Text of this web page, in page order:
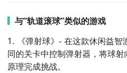
与“轨道滚球”类似的游戏
1. 《弹射球》- 在这款休闲益智
同的关卡中控制弹射器，将球
原理完成挑战。